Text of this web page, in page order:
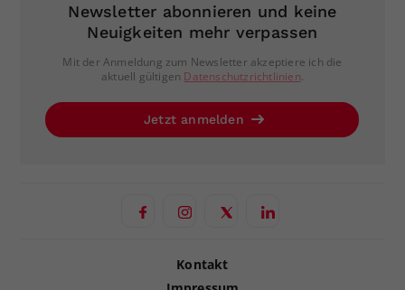
Newsletter abonnieren und keine
Neuigkeiten mehr verpassen
Mit der Anmeldung zum Newsletter akzeptiere ich die
aktuell gültigen Datenschutzrichtlinien.
Jetzt anmelden
Kontakt